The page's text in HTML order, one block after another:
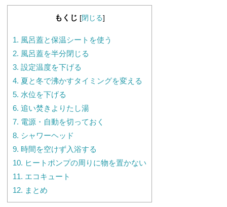
もくじ [閉じる]
1. 風呂蓋と保温シートを使う
2. 風呂蓋を半分閉じる
3. 設定温度を下げる
4. 夏と冬で沸かすタイミングを変える
5. 水位を下げる
6. 追い焚きよりたし湯
7. 電源・自動を切っておく
8. シャワーヘッド
9. 時間を空けず入浴する
10. ヒートポンプの周りに物を置かない
11. エコキュート
12. まとめ